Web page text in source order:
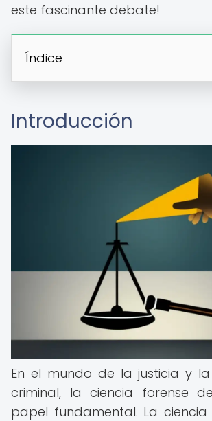
este fascinante debate!
Índice
Introducción
En el mundo de la justicia y la
criminal, la ciencia forense
papel fundamental. La ciencia